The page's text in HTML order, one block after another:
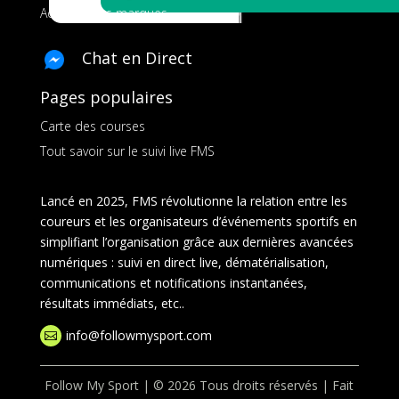
Ads pour les marques
Chat en Direct
Pages populaires
Carte des courses
Tout savoir sur le suivi live FMS
Lancé en 2025, FMS révolutionne la relation entre les
coureurs et les organisateurs d’événements sportifs en
simplifiant l’organisation grâce aux dernières avancées
numériques : suivi en direct live, dématérialisation,
communications et notifications instantanées,
résultats immédiats, etc..
 info@followmysport.com
Follow My Sport | © 2026 Tous droits réservés | Fait